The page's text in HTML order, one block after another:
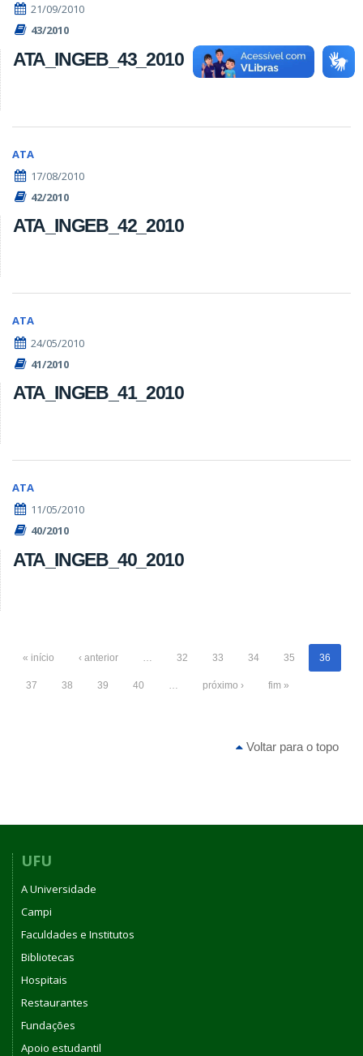
21/09/2010
43/2010
ATA_INGEB_43_2010
ATA
17/08/2010
42/2010
ATA_INGEB_42_2010
ATA
24/05/2010
41/2010
ATA_INGEB_41_2010
ATA
11/05/2010
40/2010
ATA_INGEB_40_2010
« início ‹ anterior … 32 33 34 35 36
37 38 39 40 … próximo › fim »
Voltar para o topo
UFU
A Universidade
Campi
Faculdades e Institutos
Bibliotecas
Hospitais
Restaurantes
Fundações
Apoio estudantil